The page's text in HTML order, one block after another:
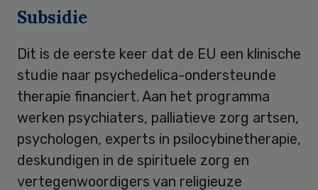
Subsidie
Dit is de eerste keer dat de EU een klinische
studie naar psychedelica-ondersteunde
therapie financiert. Aan het programma
werken psychiaters, palliatieve zorg artsen,
psychologen, experts in psilocybinetherapie,
deskundigen in de spirituele zorg en
vertegenwoordigers van religieuze